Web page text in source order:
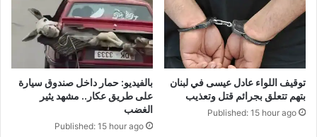
توقيف اللواء عادل عيسى في لبنان
بتهم تتعلق بجرائم قتل وتعذيب
Published: 15 hour ago
بالفيديو: حمار داخل صندوق سيارة
على طريق عكار.. مشهد يثير
الغضب
Published: 15 hour ago